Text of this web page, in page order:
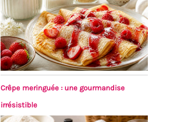
Crêpe meringuée : une gourmandise
irrésistible